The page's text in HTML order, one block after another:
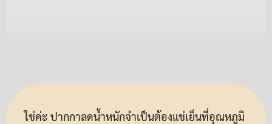
ใช่ค่ะ ปากกาลดน้ำหนักจำเป็นต้องแช่เย็นที่อุณหภูมิ